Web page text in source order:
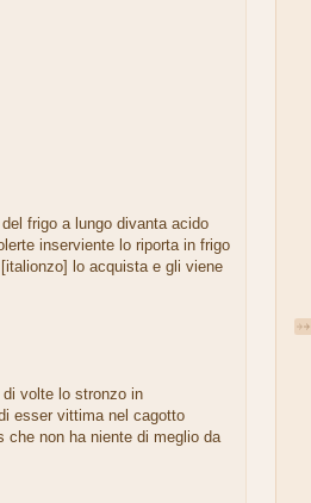
frigo a lungo divanta acido
inserviente lo riporta in frigo
lo acquista e gli viene
volte lo stronzo in
esser vittima nel cagotto
che non ha niente di meglio da